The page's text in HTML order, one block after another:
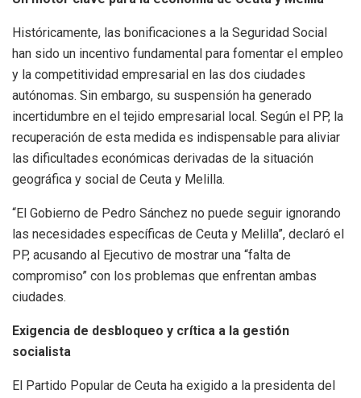
Históricamente, las bonificaciones a la Seguridad Social
han sido un incentivo fundamental para fomentar el empleo
y la competitividad empresarial en las dos ciudades
autónomas. Sin embargo, su suspensión ha generado
incertidumbre en el tejido empresarial local. Según el PP, la
recuperación de esta medida es indispensable para aliviar
las dificultades económicas derivadas de la situación
geográfica y social de Ceuta y Melilla.
“El Gobierno de Pedro Sánchez no puede seguir ignorando
las necesidades específicas de Ceuta y Melilla”, declaró el
PP, acusando al Ejecutivo de mostrar una “falta de
compromiso” con los problemas que enfrentan ambas
ciudades.
Exigencia de desbloqueo y crítica a la gestión
socialista
El Partido Popular de Ceuta ha exigido a la presidenta del